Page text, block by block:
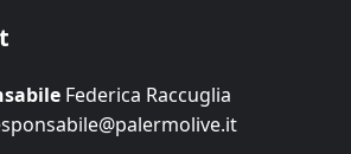
Federica Raccuglia